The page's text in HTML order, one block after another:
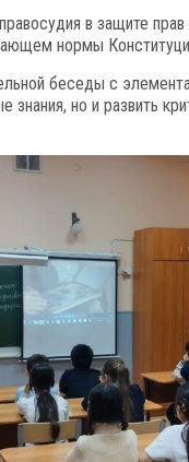
в защите
нормы
беседы с
знания, но и развить